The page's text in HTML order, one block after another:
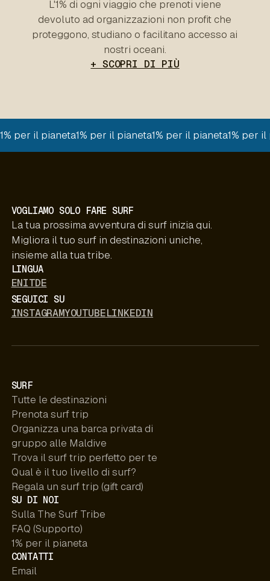
L'1% di ogni viaggio che prenoti viene
devoluto ad organizzazioni non profit che
proteggono, studiano o facilitano accesso ai
nostri oceani.
+ SCOPRI DI PIÙ
1% per il pianeta1% per il pianeta1% per il pianeta1% per
VOGLIAMO SOLO FARE SURF
La tua prossima avventura di surf inizia qui.
Migliora il tuo surf in destinazioni uniche,
insieme alla tua tribe.
LINGUA
ENITDE
SEGUICI SU
INSTAGRAMYOUTUBELINKEDIN
SURF
Tutte le destinazioni
Prenota surf trip
Organizza una barca privata di
gruppo alle Maldive
Trova il surf trip perfetto per te
Qual è il tuo livello di surf?
Regala un surf trip (gift card)
SU DI NOI
Sulla The Surf Tribe
FAQ (Supporto)
1% per il pianeta
CONTATTI
Email